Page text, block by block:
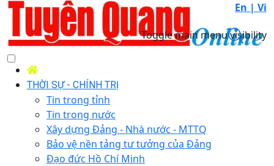
En | Vi
Toggle main menu visibility
THỜI SỰ - CHÍNH TRỊ
Tin trong tỉnh
Tin trong nước
Xây dựng Đảng - Nhà nước - MTTQ
Bảo vệ nền tảng tư tưởng của Đảng
Đạo đức Hồ Chí Minh